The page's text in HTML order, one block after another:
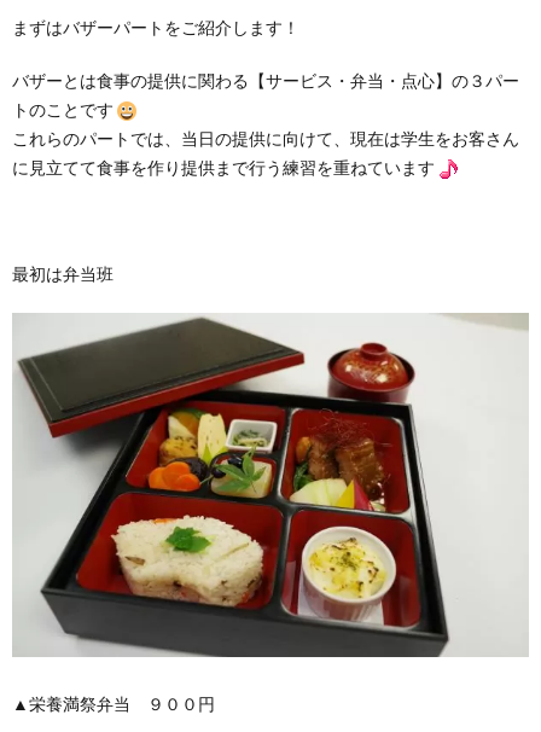
まずはバザーパートをご紹介します！
バザーとは食事の提供に関わる【サービス・弁当・点心】の３パー
トのことです
これらのパートでは、当日の提供に向けて、現在は学生をお客さん
に見立てて食事を作り提供まで行う練習を重ねています
最初は弁当班
▲栄養満祭弁当 ９００円